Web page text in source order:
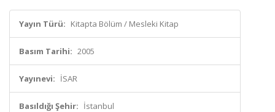
Yayın Türü: Kitapta Bölüm / Mesleki Kitap
Basım Tarihi: 2005
Yayınevi: İSAR
Basıldığı Şehir: İstanbul